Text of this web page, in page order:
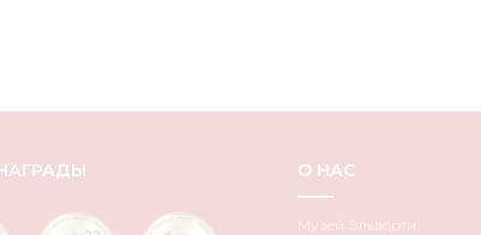
О НАС
Музей Эльворти